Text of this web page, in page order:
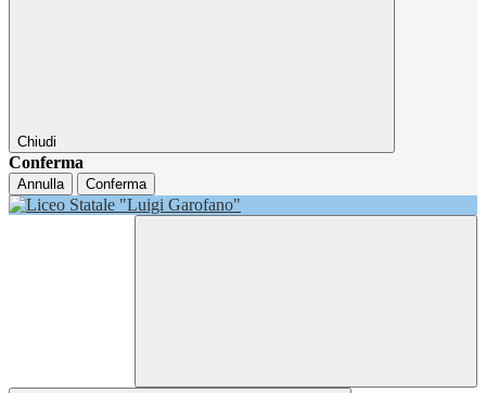
Chiudi
Conferma
Annulla Conferma